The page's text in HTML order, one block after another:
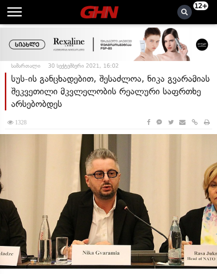
12+
სამართალი 30 სექტემბერი 2021, 16:02
სუს-ის განცხადებით, შესაძლოა, ნიკა გვარამიას
შეკვეთილი მკვლელობის რეალური საფრთხე
არსებობდეს
1328